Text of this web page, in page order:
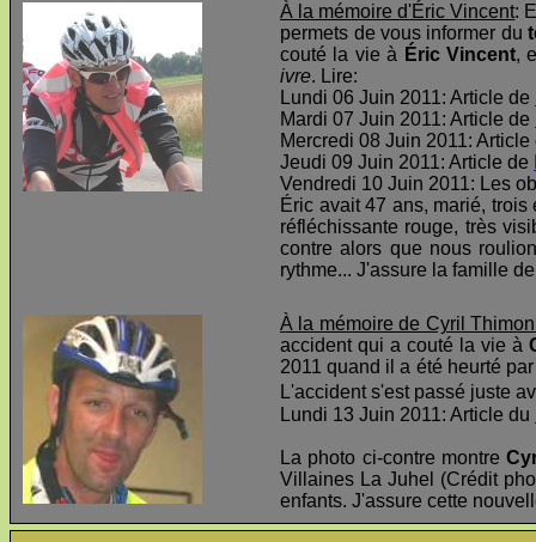
À la mémoire d'Éric Vincent:
permets de vous informer du
couté la vie à Éric Vincent,
ivre. Lire:
Lundi 06 Juin 2011: Article de
Mardi 07 Juin 2011: Article de
Mercredi 08 Juin 2011:
Jeudi 09 Juin 2011: Article de
Vendredi 10 Juin 2011: Les
Éric avait 47 ans, marié,
réfléchissante rouge, très
contre alors que nous
rythme... J'assure la famille
À la mémoire de Cyril
accident qui a couté la vie à
2011 quand il a été heurté
L'accident s'est passé juste
Lundi 13 Juin 2011: Article du
La photo ci-contre montre
Villaines La Juhel (Crédit
enfants. J'assure cette